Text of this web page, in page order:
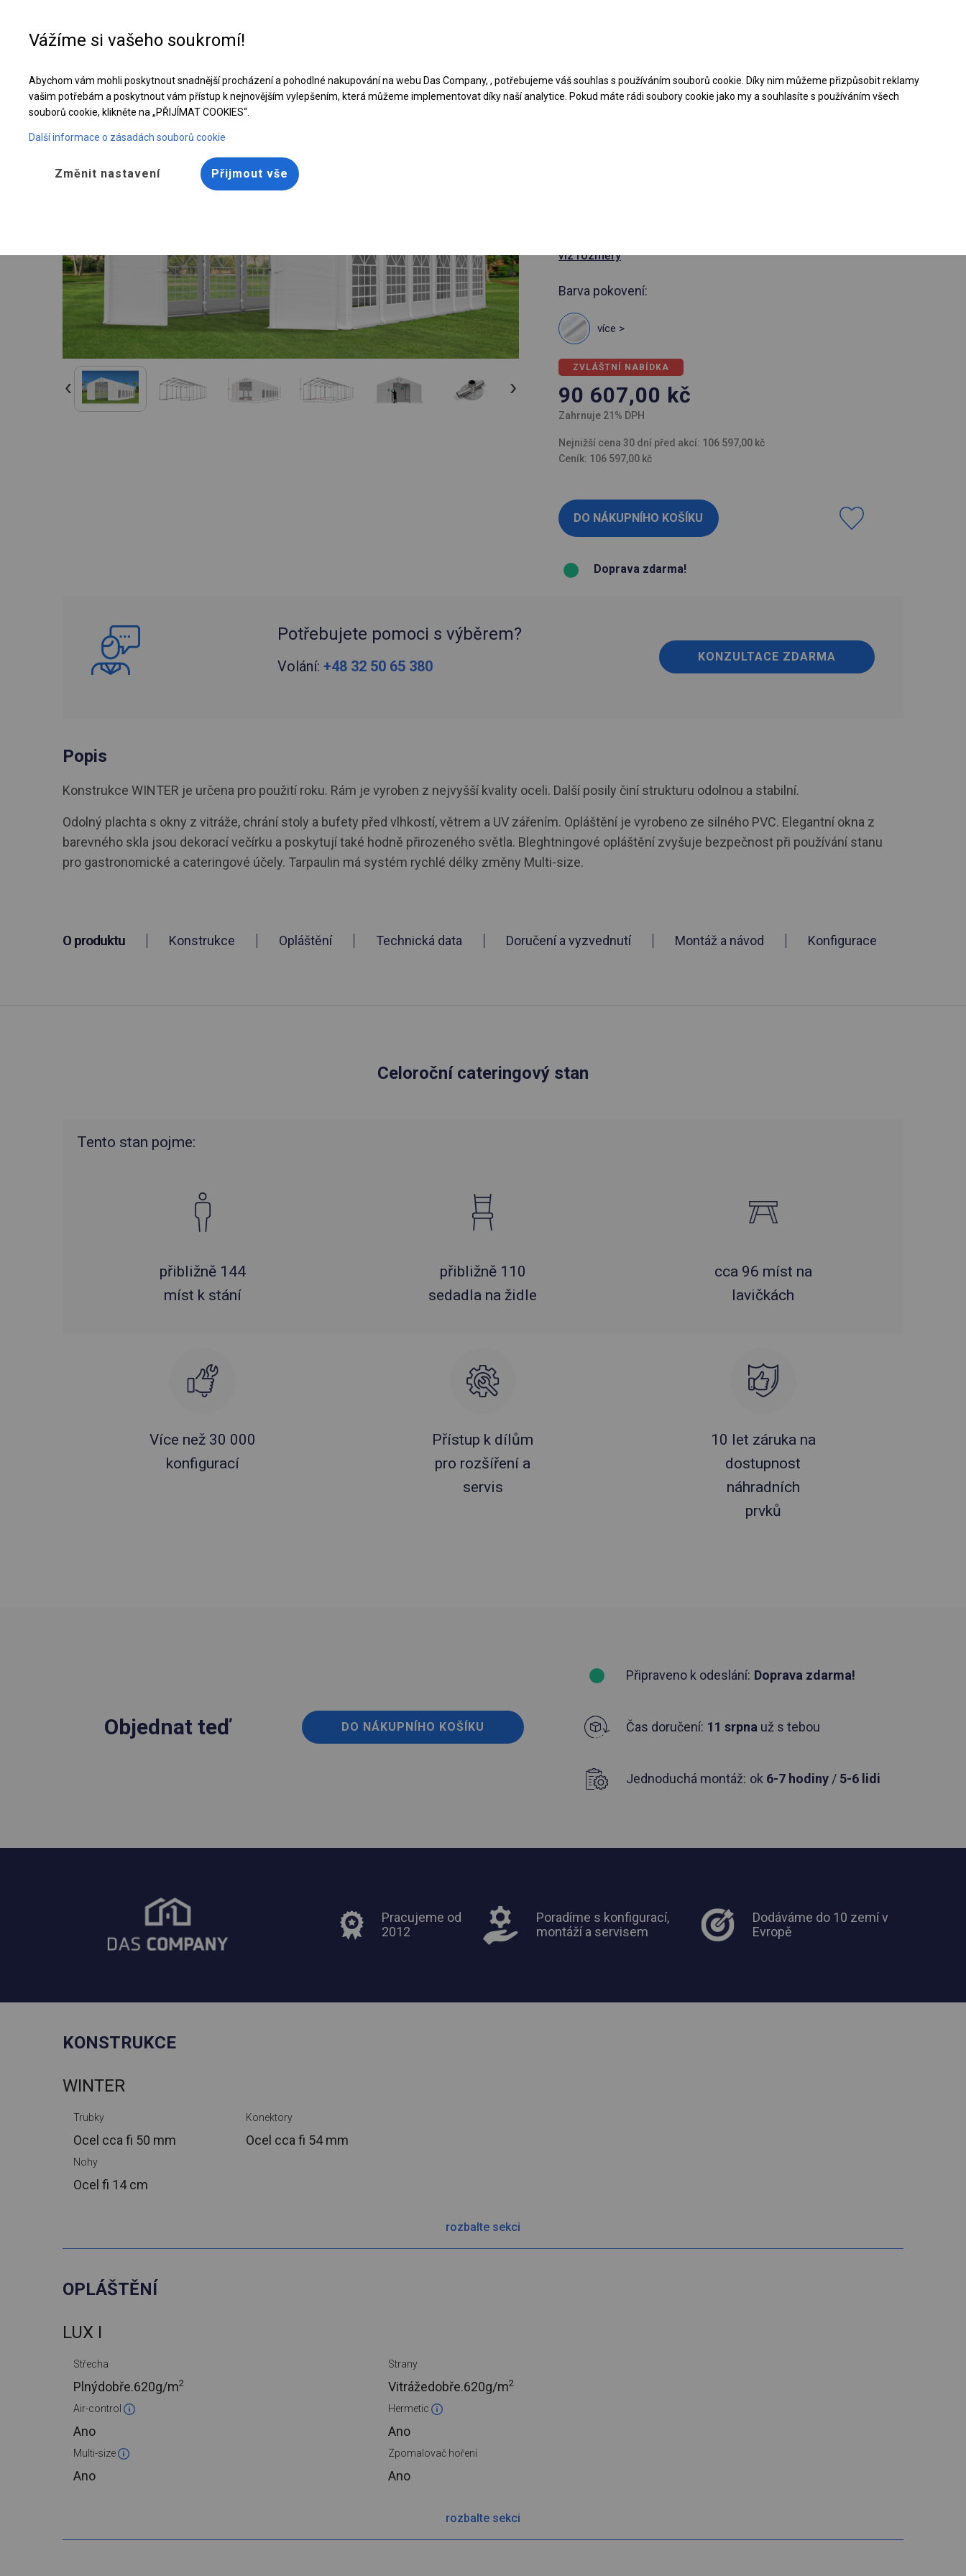
Celoroční cateringový stan | 6x12 m Stáhněte si nabídku PDF
viz rozměry
Barva pokovení:
více >
ZVLÁŠTNÍ NABÍDKA
90 607,00 kč
Zahrnuje 21% DPH
Nejnižší cena 30 dní před akcí: 106 597,00 kč
Ceník: 106 597,00 kč
Doprava zdarma!
Potřebujete pomoci s výběrem?
Volání: +48 32 50 65 380
KONZULTACE ZDARMA
Popis
Konstrukce WINTER je určena pro použití roku. Rám je vyroben z nejvyšší kvality oceli. Další posily činí strukturu odolnou a stabilní.
Odolný plachta s okny z vitráže, chrání stoly a bufety před vlhkostí, větrem a UV zářením. Opláštění je vyrobeno ze silného PVC. Elegantní okna z
barevného skla jsou dekorací večírku a poskytují také hodně přirozeného světla. Bleghtningové opláštění zvyšuje bezpečnost při používání stanu
pro gastronomické a cateringové účely. Tarpaulin má systém rychlé délky změny Multi-size.
O produktu Konstrukce Opláštění Technická data Doručení a vyzvednutí Montáž a návod Konfigurace
Celoroční cateringový stan
Tento stan pojme:
přibližně 144
míst k stání
přibližně 110
sedadla na židle
cca 96 míst na
lavičkách
Více než 30 000
konfigurací
Přístup k dílům
pro rozšíření a
servis
10 let záruka na
dostupnost
náhradních
prvků
Objednat teď DO NÁKUPNÍHO KOŠÍKU
Připraveno k odeslání: Doprava zdarma!
Čas doručení: 11 srpna už s tebou
Jednoduchá montáž: ok 6-7 hodiny/ 5-6 lidi
Pracujeme od
2012
Poradíme s konfigurací,
montáží a servisem
Dodáváme do 10 zemí v
Evropě
KONSTRUKCE
WINTER
Trubky
Ocel cca fi 50 mm
Konektory
Ocel cca fi 54 mm
Nohy
Ocel fi 14 cm
rozbalte sekci
OPLÁŠTĚNÍ
LUX I
Střecha
Plnýdobře.620g/m2
Strany
Vitrážedobře.620g/m2
Air-control
Ano
Hermetic
Ano
Multi-size
Ano
Zpomalovač hoření
Ano
rozbalte sekci
Vážíme si vašeho soukromí!
Abychom vám mohli poskytnout snadnější procházení a pohodlné nakupování na webu Das Company, , potřebujeme váš souhlas s používáním souborů cookie. Díky nim můžeme přizpůsobit reklamy
vašim potřebám a poskytnout vám přístup k nejnovějším vylepšením, která můžeme implementovat díky naší analytice. Pokud máte rádi soubory cookie jako my a souhlasíte s používáním všech
souborů cookie, klikněte na „PŘIJÍMAT COOKIES“.
Další informace o zásadách souborů cookie
Změnit nastavení Přijmout vše